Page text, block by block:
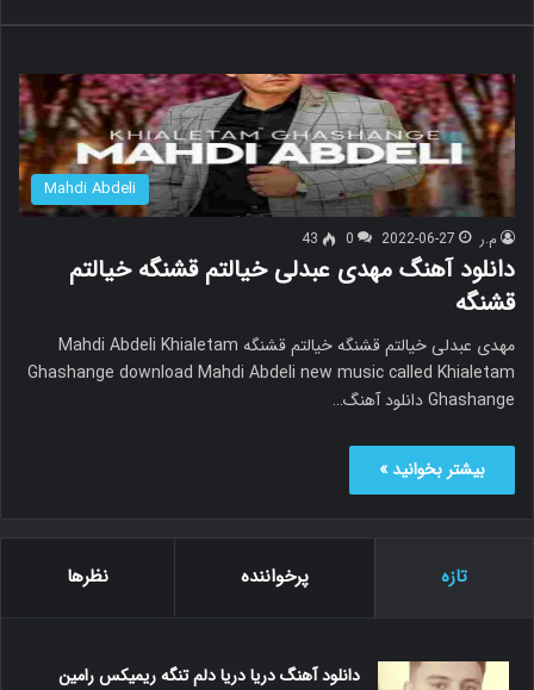
Mahdi Abdeli
م.ر 2022-06-27
0
43
دانلود آهنگ مهدی عبدلی خیالتم قشنگه خیالتم
قشنگه
مهدی عبدلی خیالتم قشنگه خیالتم قشنگه Mahdi Abdeli Khialetam
Ghashange download Mahdi Abdeli new music called Khialetam
Ghashange دانلود آهنگ…
بیشتر بخوانید »
تازه پرخواننده نظرها
دانلود آهنگ دریا دریا دلم تنگه ریمیکس رامین